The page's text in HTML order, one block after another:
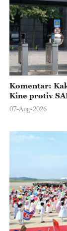
Komentar:
Kine protiv
07-Aug-2026